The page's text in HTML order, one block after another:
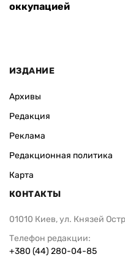
оккупацией
ИЗДАНИЕ
Архивы
Редакция
Реклама
Редакционная политика
Карта
КОНТАКТЫ
01010 Киев, ул. Князей
Телефон редакции:
+380 (44) 280-04-85